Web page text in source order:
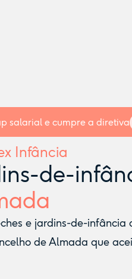
salarial e cumpre a diretiva
Infância
de-
e jardins-de-infância
de Almada que